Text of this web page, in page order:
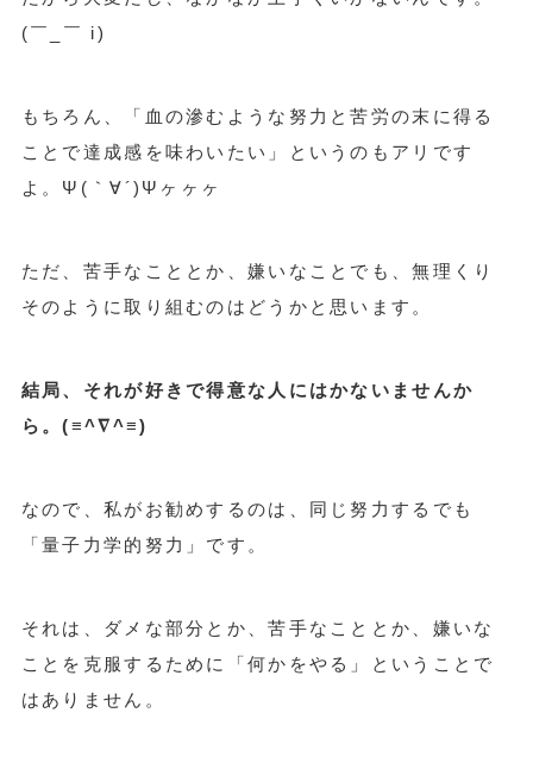
(￣_￣ i)
もちろん、「血の滲むような努力と苦労の末に得る
ことで達成感を味わいたい」というのもアリです
よ。Ψ(｀∀´)Ψヶヶヶ
ただ、苦手なこととか、嫌いなことでも、無理くり
そのように取り組むのはどうかと思います。
結局、それが好きで得意な人にはかないませんか
ら。(≡^∇^≡)
なので、私がお勧めするのは、同じ努力するでも
「量子力学的努力」です。
それは、ダメな部分とか、苦手なこととか、嫌いな
ことを克服するために「何かをやる」ということで
はありません。